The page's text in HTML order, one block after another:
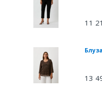
11
13